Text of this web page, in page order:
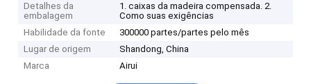
Detalhes da
embalagem
1. caixas da madeira compensada. 2.
Como suas exigências
Habilidade da fonte
300000 partes/partes pelo mês
Lugar de origem
Shandong, China
Marca
Airui